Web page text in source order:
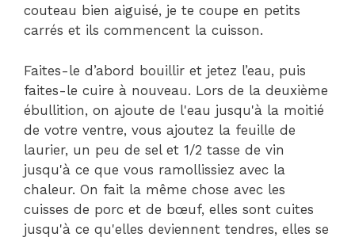
couteau bien aiguisé, je te coupe en petits
carrés et ils commencent la cuisson.
Faites-le d’abord bouillir et jetez l’eau, puis
faites-le cuire à nouveau. Lors de la deuxième
ébullition, on ajoute de l'eau jusqu'à la moitié
de votre ventre, vous ajoutez la feuille de
laurier, un peu de sel et 1/2 tasse de vin
jusqu'à ce que vous ramollissiez avec la
chaleur. On fait la même chose avec les
cuisses de porc et de bœuf, elles sont cuites
jusqu'à ce qu'elles deviennent tendres, elles se